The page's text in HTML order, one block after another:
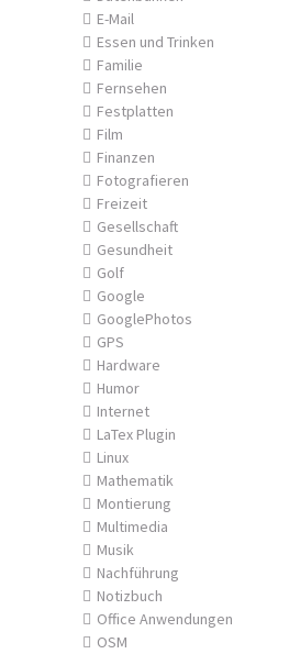
E-Mail
Essen und Trinken
Familie
Fernsehen
Festplatten
Film
Finanzen
Fotografieren
Freizeit
Gesellschaft
Gesundheit
Golf
Google
GooglePhotos
GPS
Hardware
Humor
Internet
LaTex Plugin
Linux
Mathematik
Montierung
Multimedia
Musik
Nachführung
Notizbuch
Office Anwendungen
OSM